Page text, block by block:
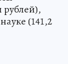
рублей),
(141,2